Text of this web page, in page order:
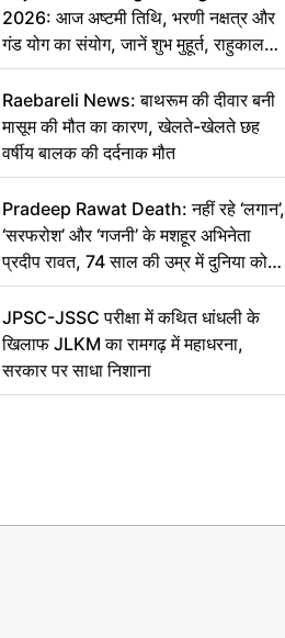
2026: आज अष्टमी तिथि, भरणी नक्षत्र और
गंड योग का संयोग, जानें शुभ मुहूर्त, राहुकाल
और दिनभर का पंचांग
Raebareli News: बाथरूम की दीवार बनी
मासूम की मौत का कारण, खेलते-खेलते छह
वर्षीय बालक की दर्दनाक मौत
Pradeep Rawat Death: नहीं रहे ‘लगान’,
‘सरफरोश’ और ‘गजनी’ के मशहूर अभिनेता
प्रदीप रावत, 74 साल की उम्र में दुनिया को
कहा अलविदा
JPSC-JSSC परीक्षा में कथित धांधली के
खिलाफ JLKM का रामगढ़ में महाधरना,
सरकार पर साधा निशाना